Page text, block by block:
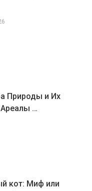
Природы и Их
…
кот: Миф или